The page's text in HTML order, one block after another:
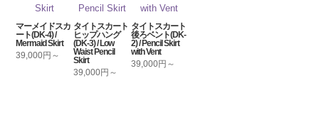
マーメイドスカ
ート(DK-4) /
Mermaid Skirt
39,000円～
タイトスカート
ヒップハング
(DK-3) / Low
Waist Pencil
Skirt
39,000円～
タイトスカート
後ろベント(DK-
2) / Pencil Skirt
with Vent
39,000円～